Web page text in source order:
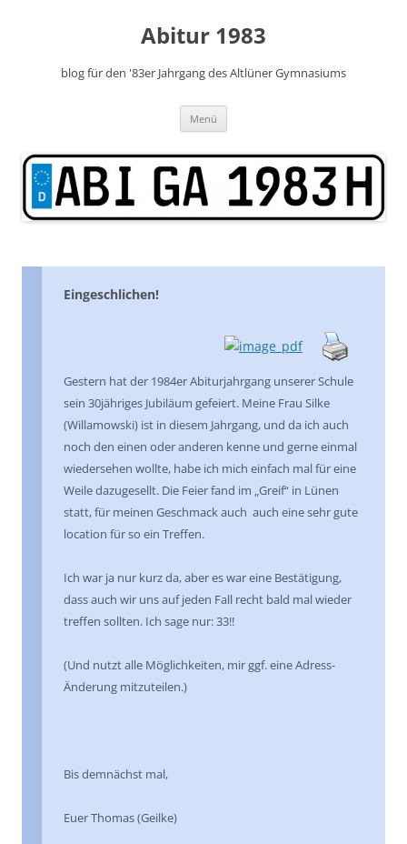
Abitur 1983
blog für den '83er Jahrgang des Altlüner Gymnasiums
Menü
Eingeschlichen!
Gestern hat der 1984er Abiturjahrgang unserer Schule
sein 30jähriges Jubiläum gefeiert. Meine Frau Silke
(Willamowski) ist in diesem Jahrgang, und da ich auch
noch den einen oder anderen kenne und gerne einmal
wiedersehen wollte, habe ich mich einfach mal für eine
Weile dazugesellt. Die Feier fand im „Greif“ in Lünen
statt, für meinen Geschmack auch auch eine sehr gute
location für so ein Treffen.
Ich war ja nur kurz da, aber es war eine Bestätigung,
dass auch wir uns auf jeden Fall recht bald mal wieder
treffen sollten. Ich sage nur: 33!!
(Und nutzt alle Möglichkeiten, mir ggf. eine Adress-
Änderung mitzuteilen.)
Bis demnächst mal,
Euer Thomas (Geilke)